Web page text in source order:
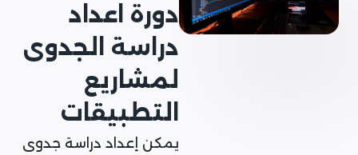
دورة اعداد
دراسة الجدوى
لمشاريع
التطبيقات
يمكن إعداد دراسة جدوى